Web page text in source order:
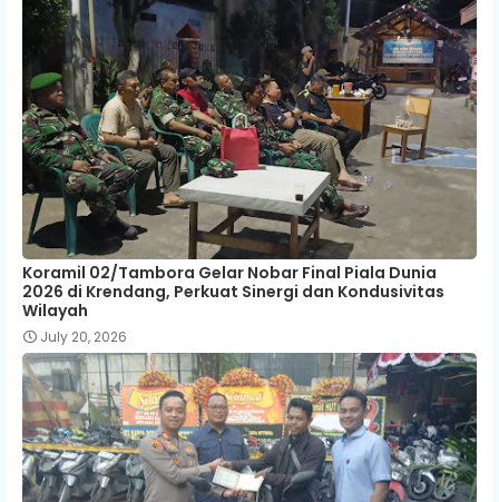
Koramil 02/Tambora Gelar Nobar Final Piala Dunia
2026 di Krendang, Perkuat Sinergi dan Kondusivitas
Wilayah
July 20, 2026